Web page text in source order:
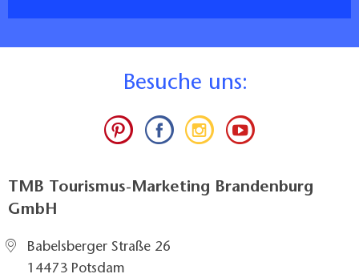
Besuche uns:
TMB Tourismus-Marketing Brandenburg
GmbH
Babelsberger Straße 26
14473 Potsdam